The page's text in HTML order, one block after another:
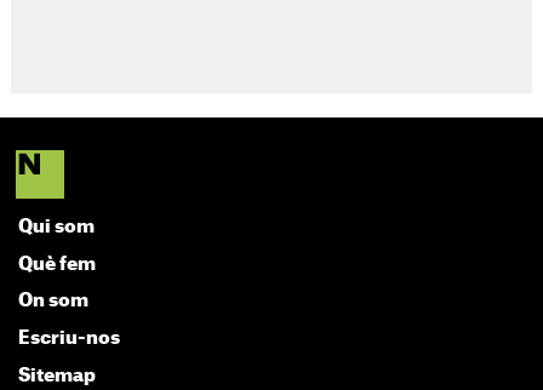
Qui som
Què fem
On som
Escriu-nos
Sitemap